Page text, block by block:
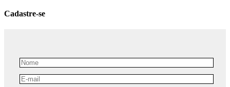
Cadastre-se